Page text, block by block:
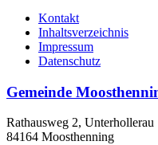
Kontakt
Inhaltsverzeichnis
Impressum
Datenschutz
Gemeinde
Rathausweg 2, Unterhollerau
84164 Moosthenning